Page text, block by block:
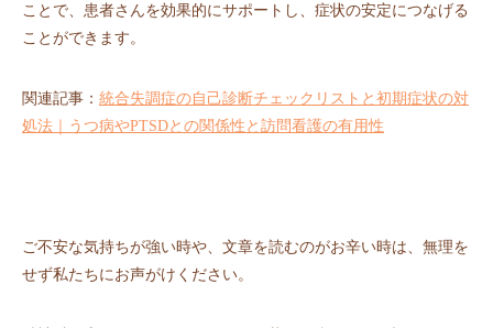
ことで、患者さんを効果的にサポートし、症状の安定につなげる
ことができます。
関連記事： 統合失調症の自己診断チェックリストと初期症状の対
処法｜うつ病やPTSDとの関係性と訪問看護の有用性
ご不安な気持ちが強い時や、文章を読むのがお辛い時は、無理を
せず私たちにお声がけください。